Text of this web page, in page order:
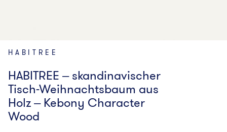
HABITREE
HABITREE – skandinavischer
Tisch-Weihnachtsbaum aus
Holz – Kebony Character
Wood